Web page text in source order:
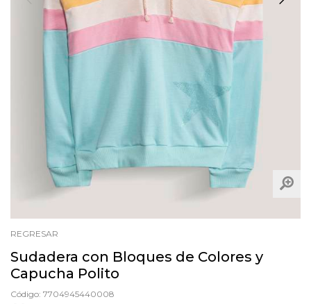
REGRESAR
Sudadera con Bloques de Colores y
Capucha Polito
Código: 7704945440008